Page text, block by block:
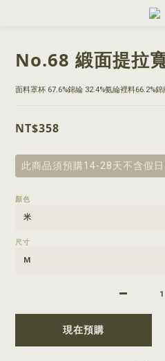
No.68 緞面提拉
面料罩杯 67.6%錦綸 32.4%氨綸裡料66.2%
NT$358
此商品須預購14-28天不含假日
顏色
尺寸
現在預購